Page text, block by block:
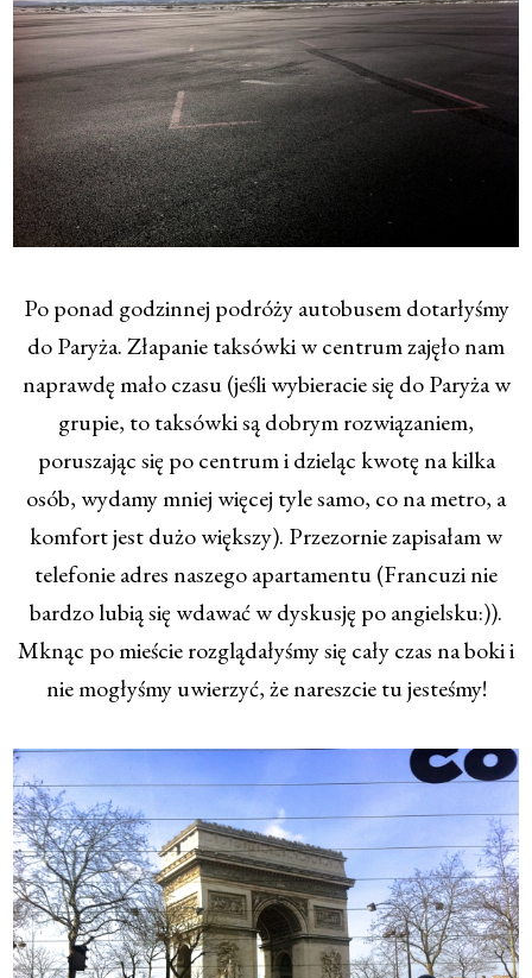
Po ponad godzinnej podróży autobusem dotarłyśmy
do Paryża. Złapanie taksówki w centrum zajęło nam
naprawdę mało czasu (jeśli wybieracie się do Paryża w
grupie, to taksówki są dobrym rozwiązaniem,
poruszając się po centrum i dzieląc kwotę na kilka
osób, wydamy mniej więcej tyle samo, co na metro, a
komfort jest dużo większy). Przezornie zapisałam w
telefonie adres naszego apartamentu (Francuzi nie
bardzo lubią się wdawać w dyskusję po angielsku:)).
Mknąc po mieście rozglądałyśmy się cały czas na boki i
nie mogłyśmy uwierzyć, że nareszcie tu jesteśmy!